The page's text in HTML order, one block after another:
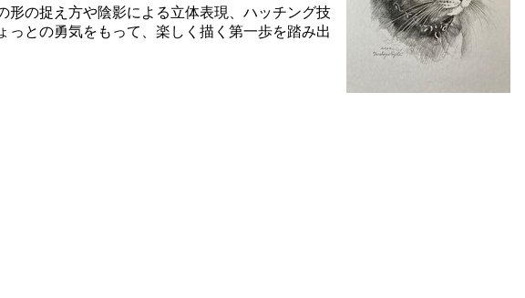
の捉え方や陰影による立体表現、ハッチング技
との勇気をもって、楽しく描く第一歩を踏み出